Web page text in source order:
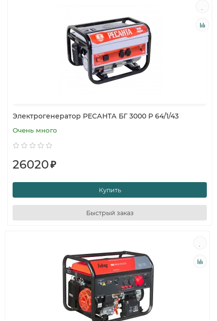
Электрогенератор РЕСАНТА БГ 3000 Р 64/1/43
Очень много
26020₽
Купить
Быстрый заказ